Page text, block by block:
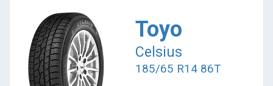
Toyo
Celsius
185/65 R14 86T